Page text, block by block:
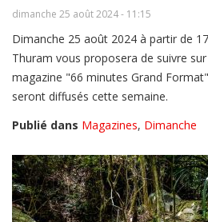
dimanche 25 août 2024 - 11:15
Dimanche 25 août 2024 à partir de
Thuram vous proposera de suivre
magazine "66 minutes Grand
seront diffusés cette semaine.
Publié dans Magazines, Dimanche